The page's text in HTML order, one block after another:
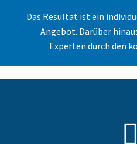
Das Resultat ist ein
Angebot. Darüber
Experten durch den

